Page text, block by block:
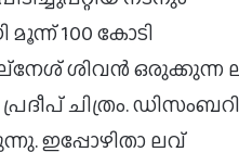
100 കോടി
ശിവൻ ഒരുക്കുന്ന
ചിത്രം.
ഇപ്പോഴിതാ ലവ്